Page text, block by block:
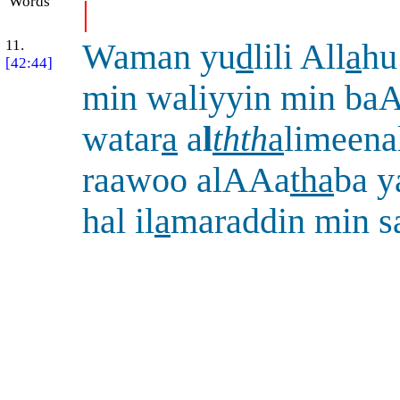
|
11.
[42:44]
Waman yudlili Alla
min waliyyin min
watara alththa
raawoo alAAathaba
hal ilamaraddin min